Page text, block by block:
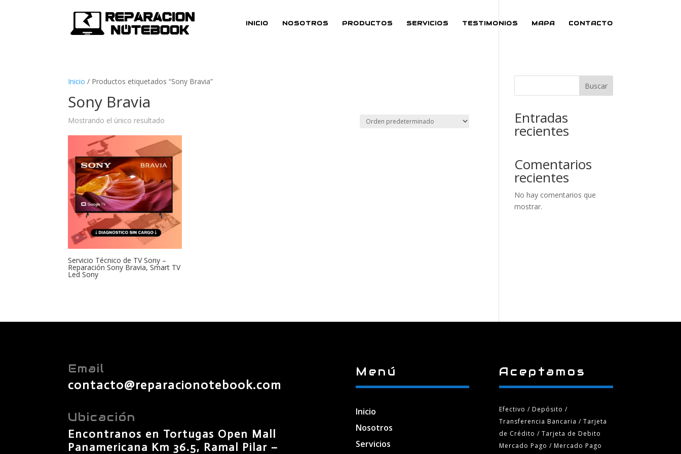
INICIO NOSOTROS PRODUCTOS SERVICIOS TESTIMONIOS MAPA CONTACTO
Inicio / Productos etiquetados “Sony Bravia”
Sony Bravia
Mostrando el único resultado
Servicio Técnico de TV Sony –
Reparación Sony Bravia, Smart TV
Led Sony
Buscar
Entradas
recientes
Comentarios
recientes
No hay comentarios que
mostrar.
Email
contacto@reparacionotebook.com
Ubicación
Encontranos en Tortugas Open Mall
Panamericana Km 36.5, Ramal Pilar –
Menú
Inicio
Nosotros
Servicios
Aceptamos
Efectivo / Depósito /
Transferencia Bancaria/ Tarjeta
de Crédito / Tarjeta de Debito
Mercado Pago / Mercado Pago